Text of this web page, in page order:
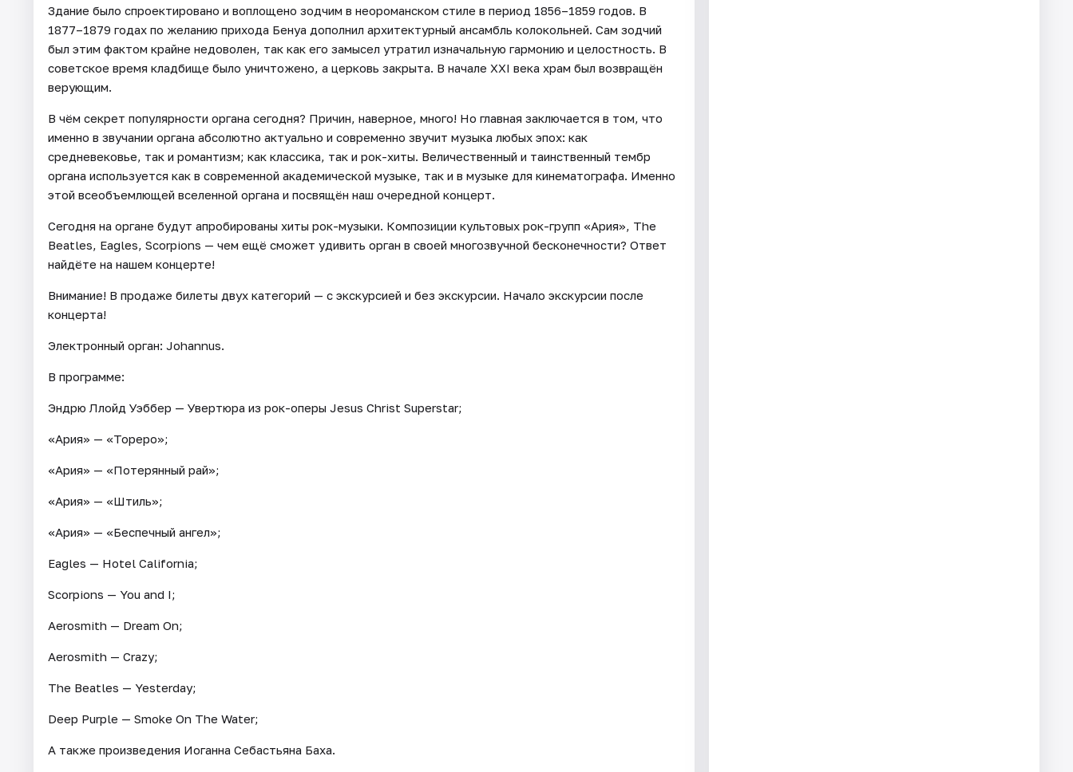
Здание было спроектировано и воплощено зодчим в неороманском стиле в период 1856–1859 годов. В
1877–1879 годах по желанию прихода Бенуа дополнил архитектурный ансамбль колокольней. Сам зодчий
был этим фактом крайне недоволен, так как его замысел утратил изначальную гармонию и целостность. В
советское время кладбище было уничтожено, а церковь закрыта. В начале XXI века храм был возвращён
верующим.
В чём секрет популярности органа сегодня? Причин, наверное, много! Но главная заключается в том, что
именно в звучании органа абсолютно актуально и современно звучит музыка любых эпох: как
средневековье, так и романтизм; как классика, так и рок-хиты. Величественный и таинственный тембр
органа используется как в современной академической музыке, так и в музыке для кинематографа. Именно
этой всеобъемлющей вселенной органа и посвящён наш очередной концерт.
Сегодня на органе будут апробированы хиты рок-музыки. Композиции культовых рок-групп «Ария», The
Beatles, Eagles, Scorpions — чем ещё сможет удивить орган в своей многозвучной бесконечности? Ответ
найдёте на нашем концерте!
Внимание! В продаже билеты двух категорий — с экскурсией и без экскурсии. Начало экскурсии после
концерта!
Электронный орган: Johannus.
В программе:
Эндрю Ллойд Уэббер — Увертюра из рок-оперы Jesus Christ Superstar;
«Ария» — «Тореро»;
«Ария» — «Потерянный рай»;
«Ария» — «Штиль»;
«Ария» — «Беспечный ангел»;
Eagles — Hotel California;
Scorpions — You and I;
Aerosmith — Dream On;
Aerosmith — Crazy;
The Beatles — Yesterday;
Deep Purple — Smoke On The Water;
А также произведения Иоганна Себастьяна Баха.